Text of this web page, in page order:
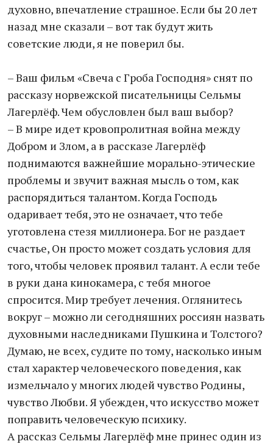
духовно, впечатление страшное. Если бы 20 лет
назад мне сказали – вот так будут жить
советские люди, я не поверил бы.
– Ваш фильм «Свеча с Гроба Господня» снят по
рассказу норвежской писательницы Сельмы
Лагерлёф. Чем обусловлен был ваш выбор?
– В мире идет кровопролитная война между
Добром и Злом, а в рассказе Лагерлёф
поднимаются важнейшие морально-этические
проблемы и звучит важная мысль о том, как
распорядиться талантом. Когда Господь
одаривает тебя, это не означает, что тебе
уготовлена стезя миллионера. Бог не раздает
счастье, Он просто может создать условия для
того, чтобы человек проявил талант. А если тебе
в руки дана кинокамера, с тебя многое
спросится. Мир требует лечения. Оглянитесь
вокруг – можно ли сегодняшних россиян назвать
духовными наследниками Пушкина и Толстого?
Думаю, не всех, судите по тому, насколько иным
стал характер человеческого поведения, как
измельчало у многих людей чувство Родины,
чувство Любви. Я убежден, что искусство может
поправить человеческую психику.
А рассказ Сельмы Лагерлёф мне принес один из